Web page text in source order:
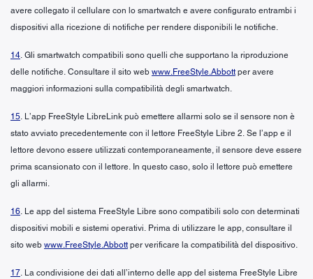
avere collegato il cellulare con lo smartwatch e avere configurato entrambi i
dispositivi alla ricezione di notifiche per rendere disponibili le notifiche.
14. Gli smartwatch compatibili sono quelli che supportano la riproduzione
delle notifiche. Consultare il sito web www.FreeStyle.Abbott per avere
maggiori informazioni sulla compatibilità degli smartwatch.
15. L’app FreeStyle LibreLink può emettere allarmi solo se il sensore non è
stato avviato precedentemente con il lettore FreeStyle Libre 2. Se l’app e il
lettore devono essere utilizzati contemporaneamente, il sensore deve essere
prima scansionato con il lettore. In questo caso, solo il lettore può emettere
gli allarmi.
16. Le app del sistema FreeStyle Libre sono compatibili solo con determinati
dispositivi mobili e sistemi operativi. Prima di utilizzare le app, consultare il
sito web www.FreeStyle.Abbott per verificare la compatibilità del dispositivo.
17. La condivisione dei dati all’interno delle app del sistema FreeStyle Libre